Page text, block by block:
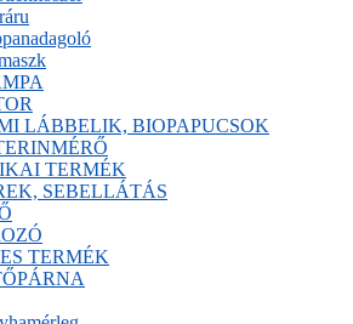
LÁBBELIK, BIOPAPUCSOK
TERMÉK
SEBELLÁTÁS
TERMÉK